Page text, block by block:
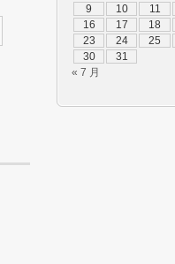
9
10 11
16
17 18
23
24 25
30
31
« 7 月